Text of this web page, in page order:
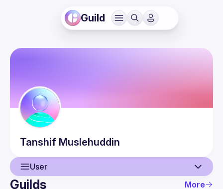
Guild
Tanshif Muslehuddin
User
Guilds More